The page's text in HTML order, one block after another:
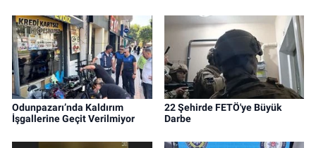
Odunpazarı’nda Kaldırım
İşgallerine Geçit Verilmiyor
22 Şehirde FETÖ'ye Büyük
Darbe